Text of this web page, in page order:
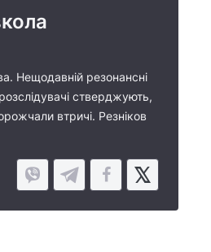
Нещодавній резонансні
стверджують,
втричі. Резніков